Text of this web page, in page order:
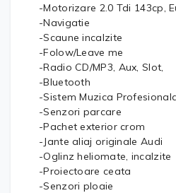
-Motorizare 2.0 Tdi 143cp,
-Navigatie
-Scaune incalzite
-Folow/Leave me
-Radio CD/MP3, Aux, Slot,
-Bluetooth
-Sistem Muzica
-Senzori parcare
-Pachet exterior crom
-Jante aliaj originale Audi
-Oglinz heliomate, incalzite
-Proiectoare ceata
-Senzori ploaie